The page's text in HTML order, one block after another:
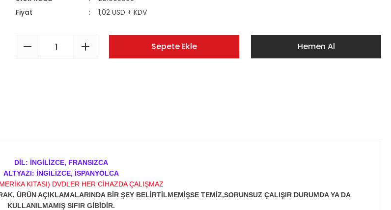
Fiyat
1,02 USD + KDV
Sepete Ekle Hemen Al
DİL: İNGİLİZCE, FRANSIZCA
ALTYAZI: İNGİLİZCE, İSPANYOLCA
KITASI) DVDLER HER CİHAZDA ÇALIŞMAZ
ÜRÜN AÇIKLAMALARINDA BİR ŞEY BELİRTİLMEMİŞSE TEMİZ,SORUNSUZ ÇALIŞIR DURUMDA YA DA
KULLANILMAMIŞ SIFIR GİBİDİR.